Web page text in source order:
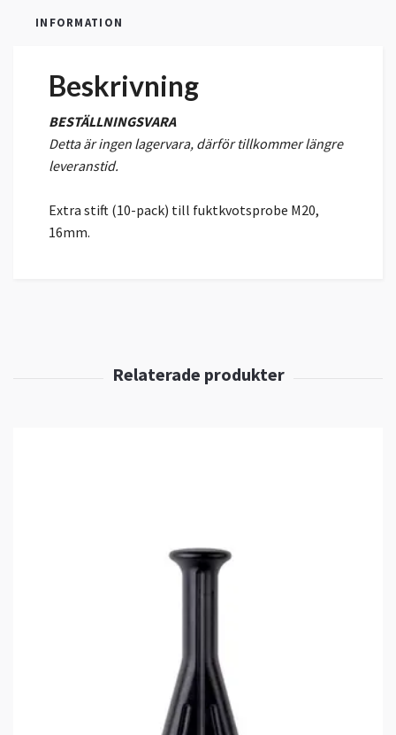
INFORMATION
Beskrivning
BESTÄLLNINGSVARA
Detta är ingen lagervara, därför tillkommer längre
leveranstid.
Extra stift (10-pack) till fuktkvotsprobe M20,
16mm.